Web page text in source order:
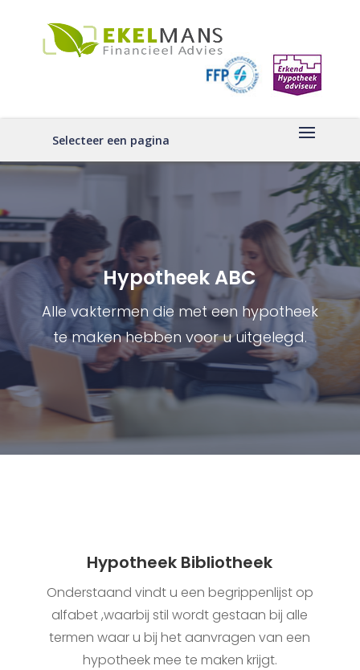
Selecteer een pagina
Hypotheek ABC
Alle vaktermen die met een hypotheek
te maken hebben voor u uitgelegd.
Hypotheek Bibliotheek
Onderstaand vindt u een begrippenlijst op
alfabet ,waarbij stil wordt gestaan bij alle
termen waar u bij het aanvragen van een
hypotheek mee te maken krijgt.